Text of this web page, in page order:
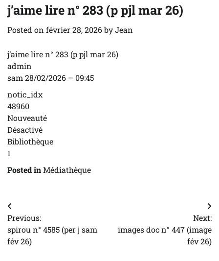
j’aime lire n° 283 (p pjl mar 26)
Posted on février 28, 2026byJean
j’aime lire n° 283 (p pjl mar 26)
admin
sam 28/02/2026 – 09:45
notic_idx
48960
Nouveauté
Désactivé
Bibliothèque
1
Posted inMédiathèque
Navigation
de
l’article
Previous:
spirou n° 4585 (per j sam
fév 26)
Next:
images doc n° 447 (image
fév 26)